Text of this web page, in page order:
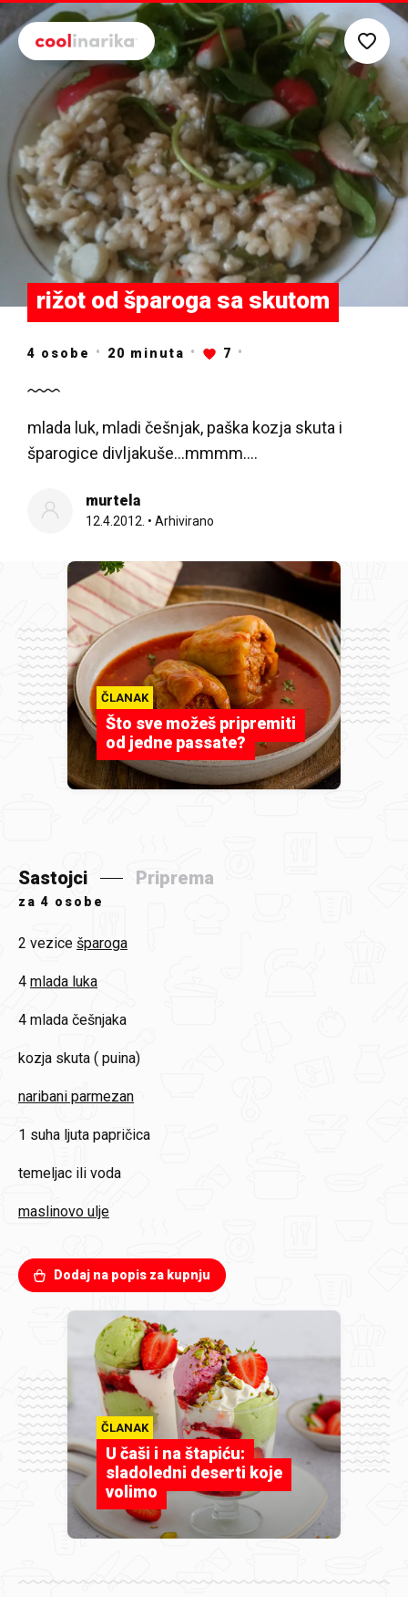
Preskoči na glavni sadržaj
rižot od šparoga sa skutom
4 osobe 20 minuta 7
mlada luk, mladi češnjak, paška kozja skuta i
šparogice divljakuše...mmmm....
murtela
12.4.2012. • Arhivirano
ČLANAK
Što sve možeš pripremiti
od jedne passate?
Sastojci Priprema
za 4 osobe
2 vezice šparoga
4 mlada luka
4 mlada češnjaka
kozja skuta ( puina)
naribani parmezan
1 suha ljuta papričica
temeljac ili voda
maslinovo ulje
Dodaj na popis za kupnju
ČLANAK
U čaši i na štapiću:
sladoledni deserti koje
volimo